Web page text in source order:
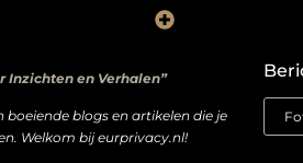
Inzichten en Verhalen”
boeiende blogs en artikelen die je
Welkom bij eurprivacy.nl!